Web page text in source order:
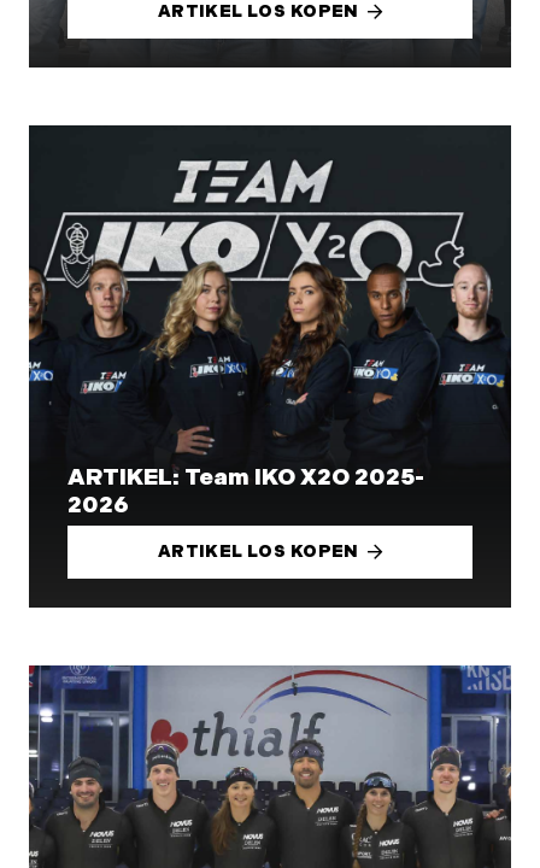
ARTIKEL LOS KOPEN
ARTIKEL: Team IKO X2O 2025-
2026
ARTIKEL LOS KOPEN